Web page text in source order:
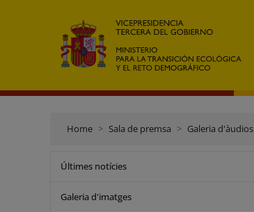
Home Sala de premsa Galeria d'àudios
Últimes notícies
Galeria d'imatges